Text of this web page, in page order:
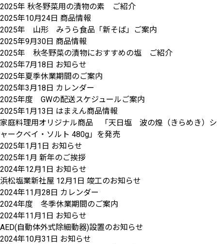
2025年 秋冬野菜用の漬物の素 ご紹介
2025年10月24日 商品情報
2025年 山形 みうら食品「新そば」ご案内
2025年9月30日 商品情報
2025年 秋冬野菜の漬物におすすめの塩 ご紹介
2025年7月18日 お知らせ
2025年夏季休業期間のご案内
2025年3月18日 カレンダー
2025年度 GWの配送スケジュールご案内
2025年1月13日 はまえん商品情報
家庭料理用オリジナル商品 「天日塩 波の煌（きらめき）シ
ャークベイ・ソルト 480g」を発売
2025年1月1日 お知らせ
2025年1月 新年のご挨拶
2024年12月1日 お知らせ
浜松塩業新社屋 12月1日 竣工のお知らせ
2024年11月28日 カレンダー
2024年度 冬季休業期間のご案内
2024年11月1日 お知らせ
AED(自動体外式除細動器)設置のお知らせ
2024年10月31日 お知らせ